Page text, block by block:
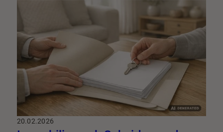
rechtliche Diskussionen. Die gute Nachricht: Mit
einer klaren Checkliste lässt sich das sauber und
verständlich lösen.
20.02.2026